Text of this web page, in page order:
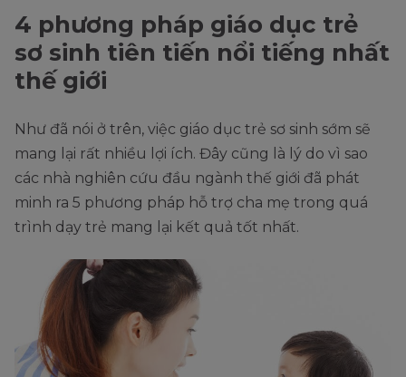
4 phương pháp giáo dục trẻ
sơ sinh tiên tiến nổi tiếng nhất
thế giới
Như đã nói ở trên, việc giáo dục trẻ sơ sinh sớm sẽ
mang lại rất nhiều lợi ích. Đây cũng là lý do vì sao
các nhà nghiên cứu đầu ngành thế giới đã phát
minh ra 5 phương pháp hỗ trợ cha mẹ trong quá
trình dạy trẻ mang lại kết quả tốt nhất.